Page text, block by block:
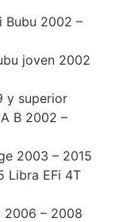
Bubu 2002 –
joven 2002
y superior
B 2002 –
2003 – 2015
Libra EFi 4T
2006 – 2008